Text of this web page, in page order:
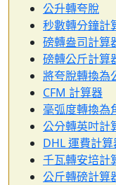
公升轉夸脫
秒數轉分鐘計
磅轉盎司計算
磅轉公斤計算
將夸脫轉換為
CFM 計算器
毫弧度轉換為
公分轉英吋計
DHL 運費計算
千瓦轉安培計
公斤轉磅計算